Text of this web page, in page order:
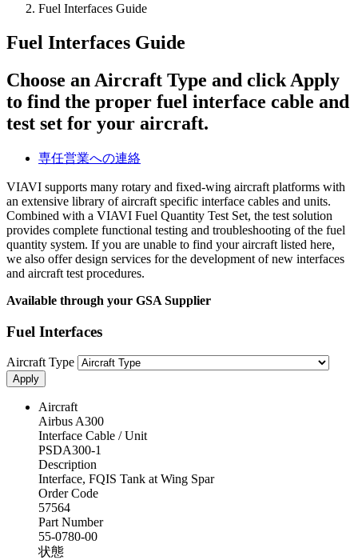
Fuel Interfaces Guide
Fuel Interfaces Guide
Choose an Aircraft Type and click Apply
to find the proper fuel interface cable and
test set for your aircraft.
専任営業への連絡
VIAVI supports many rotary and fixed-wing aircraft platforms with
an extensive library of aircraft specific interface cables and units.
Combined with a VIAVI Fuel Quantity Test Set, the test solution
provides complete functional testing and troubleshooting of the fuel
quantity system. If you are unable to find your aircraft listed here,
we also offer design services for the development of new interfaces
and aircraft test procedures.
Available through your GSA Supplier
Fuel Interfaces
Aircraft Type
Apply
Aircraft
Airbus A300
Interface Cable / Unit
PSDA300-1
Description
Interface, FQIS Tank at Wing Spar
Order Code
57564
Part Number
55-0780-00
状態